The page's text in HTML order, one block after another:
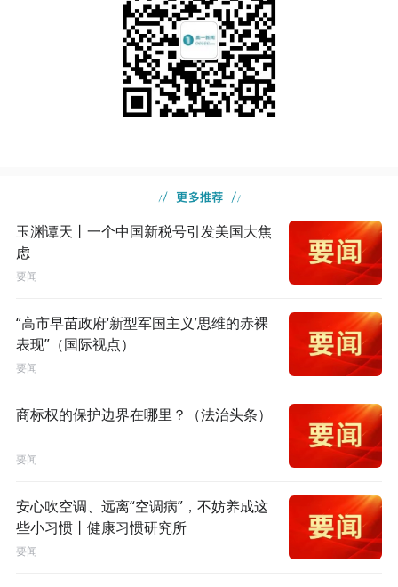
玉渊谭天丨一个中国新税号引发美国大焦
虑
要闻
“高市早苗政府‘新型军国主义’思维的赤裸
表现”（国际视点）
要闻
商标权的保护边界在哪里？（法治头条）
要闻
安心吹空调、远离“空调病”，不妨养成这
些小习惯丨健康习惯研究所
要闻